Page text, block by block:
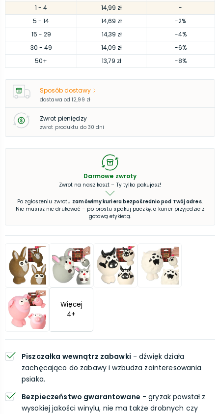
1 - 4 14,99 zł
-
5 - 14 14,69 zł
-2%
15 - 29 14,39 zł
-4%
30 - 49 14,09 zł
-6%
50+ 13,79 zł -8%
Sposób dostawy
dostawa od 12,99 zł
Zwrot pieniędzy
zwrot produktu do 30 dni
Darmowe zwroty
Zwrot na nasz koszt – Ty tylko pakujesz!
Po zgłoszeniu zwrotu zamówimy kuriera bezpośrednio pod Twój adres.
Nie musisz nic drukować – po prostu spakuj paczkę, a kurier przyjedzie z
gotową etykietą.
Więcej
4+
Piszczałka wewnątrz zabawki - dźwięk działa
zachęcająco do zabawy i wzbudza zainteresowania
psiaka.
Bezpieczeństwo gwarantowane - gryzak powstał z
wysokiej jakości winylu, nie ma także drobnych czy